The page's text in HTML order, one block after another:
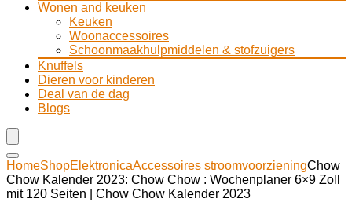
Wonen and keuken
Keuken
Woonaccessoires
Schoonmaakhulpmiddelen & stofzuigers
Knuffels
Dieren voor kinderen
Deal van de dag
Blogs
HomeShopElektronicaAccessoires stroomvoorzieningChow
Chow Kalender 2023: Chow Chow : Wochenplaner 6×9 Zoll
mit 120 Seiten | Chow Chow Kalender 2023